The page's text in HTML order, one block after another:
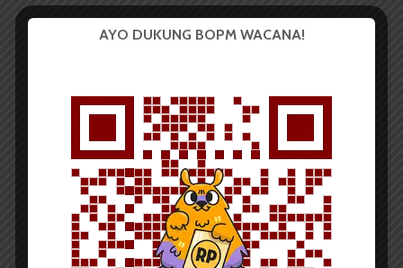
6 menit waktu baca
CERPEN
Potret Kenangan
AYO DUKUNG BOPM WACANA!